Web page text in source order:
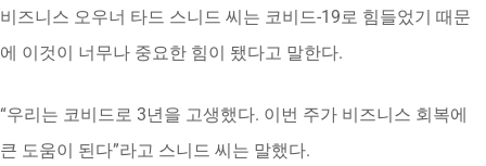
비즈니스 오우너 타드 스니드 씨는 코비드-19로 힘들었기 때문
에 이것이 너무나 중요한 힘이 됐다고 말한다.
“우리는 코비드로 3년을 고생했다. 이번 주가 비즈니스 회복에
큰 도움이 된다”라고 스니드 씨는 말했다.